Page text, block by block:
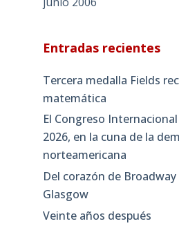
Entradas recientes
Tercera medalla Fields
matemática
El Congreso
2026, en la cuna de la
norteamericana
Del corazón de
Glasgow
Veinte años después